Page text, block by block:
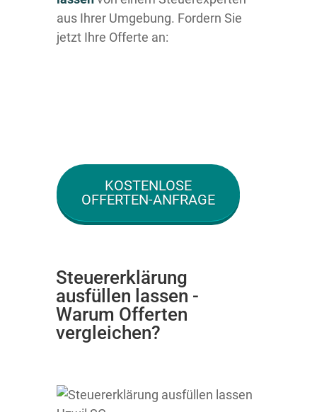
aus Ihrer Umgebung. Fordern Sie
jetzt Ihre Offerte an:
KOSTENLOSE
OFFERTEN-ANFRAGE
Steuererklärung
ausfüllen lassen -
Warum Offerten
vergleichen?